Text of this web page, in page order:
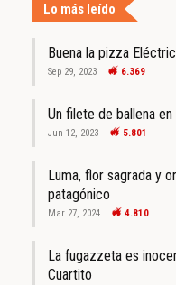
Lo más leído
Buena la pizza
Sep 29, 2023 6.369
Un filete de ballena
Jun 12, 2023 5.801
Luma, flor sagrada y
patagónico
Mar 27, 2024 4.810
La fugazzeta es
Cuartito